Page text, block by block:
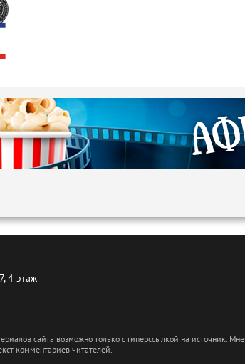
4 этаж
сайта возможно только с гиперссылкой на
комментариев читателей.